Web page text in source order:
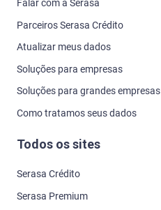
Falar com a Serasa
Parceiros Serasa Crédito
Atualizar meus dados
Soluções para empresas
Soluções para grandes empresas
Como tratamos seus dados
Todos os sites
Serasa Crédito
Serasa Premium